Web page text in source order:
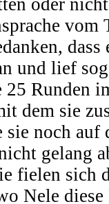
vom
und lief
25 Runden
dem sie
sie noch auf
gelang
fielen sich
Nele